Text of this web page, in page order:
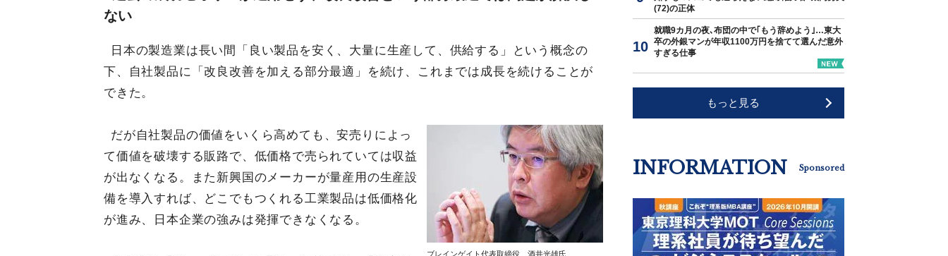
ない
日本の製造業は長い間「良い製品を安く、大量に生産して、供給する」という概念の
下、自社製品に「改良改善を加える部分最適」を続け、これまでは成長を続けることが
できた。
ブレインゲイト代表取締役 酒井光雄氏
だが自社製品の価値をいくら高めても、安売りによっ
て価値を破壊する販路で、低価格で売られていては収益
が出なくなる。また新興国のメーカーが量産用の生産設
備を導入すれば、どこでもつくれる工業製品は低価格化
が進み、日本企業の強みは発揮できなくなる。
(72)の正体
就職9カ月の夜､布団の中で｢もう辞めよう｣…東大
卒の外銀マンが年収1100万円を捨てて選んだ意外
すぎる仕事
もっと見る
INFORMATION Sponsored